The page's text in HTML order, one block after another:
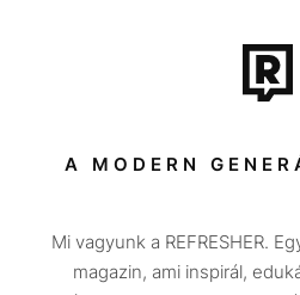
Tech-
Sport
Utazás
A MODERN
Mi vagyunk a REFRESHER.
magazin, ami inspirál,